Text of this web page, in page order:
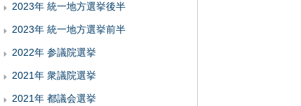
2023年 統一地方選挙後半
2023年 統一地方選挙前半
2022年 参議院選挙
2021年 衆議院選挙
2021年 都議会選挙